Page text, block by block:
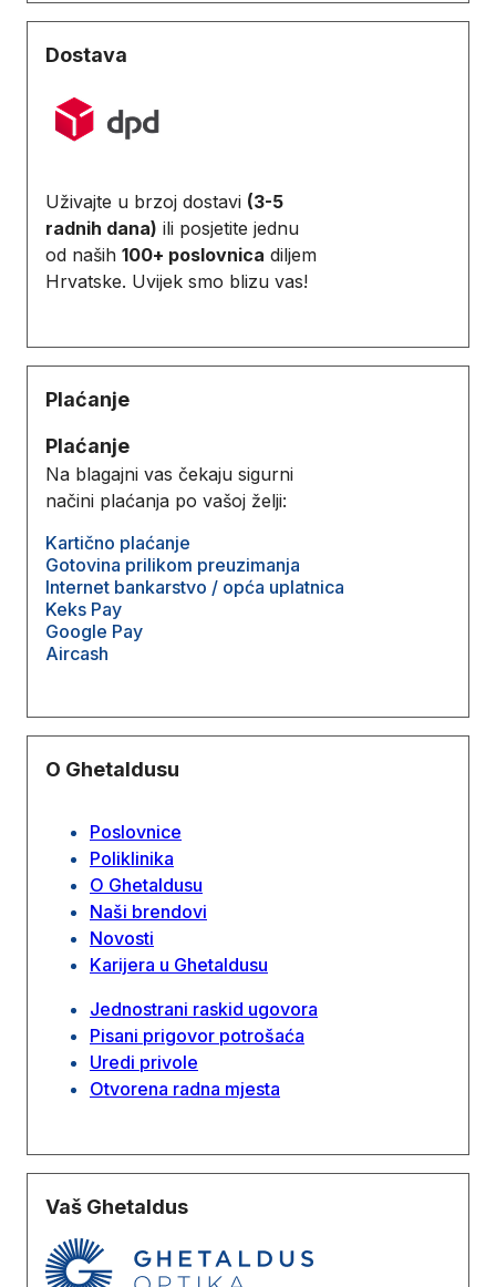
Dostava
Uživajte u brzoj dostavi (3-5
radnih dana) ili posjetite jednu
od naših 100+ poslovnica diljem
Hrvatske. Uvijek smo blizu vas!
Plaćanje
Plaćanje
Na blagajni vas čekaju sigurni
načini plaćanja po vašoj želji:
Kartično plaćanje
Gotovina prilikom preuzimanja
Internet bankarstvo / opća uplatnica
Keks Pay
Google Pay
Aircash
O Ghetaldusu
Poslovnice
Poliklinika
O Ghetaldusu
Naši brendovi
Novosti
Karijera u Ghetaldusu
Jednostrani raskid ugovora
Pisani prigovor potrošaća
Uredi privole
Otvorena radna mjesta
Vaš Ghetaldus